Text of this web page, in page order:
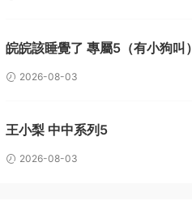
皖皖該睡覺了 專屬5（有小狗叫）
2026-08-03
王小梨 中中系列5
2026-08-03